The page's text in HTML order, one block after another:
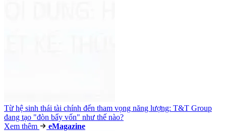
Từ hệ sinh thái tài chính đến tham vọng năng lượng: T&T Group
đang tạo "đòn bẩy vốn" như thế nào?
Xem thêm
eMagazine